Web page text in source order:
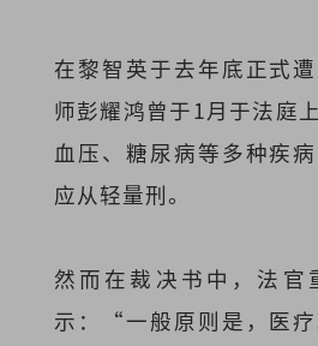
在黎智英于去年底正式
师彭耀鸿曾于1月于法庭
血压、糖尿病等多种疾
应从轻量刑。
然而在裁决书中，法官
示：“一般原则是，医